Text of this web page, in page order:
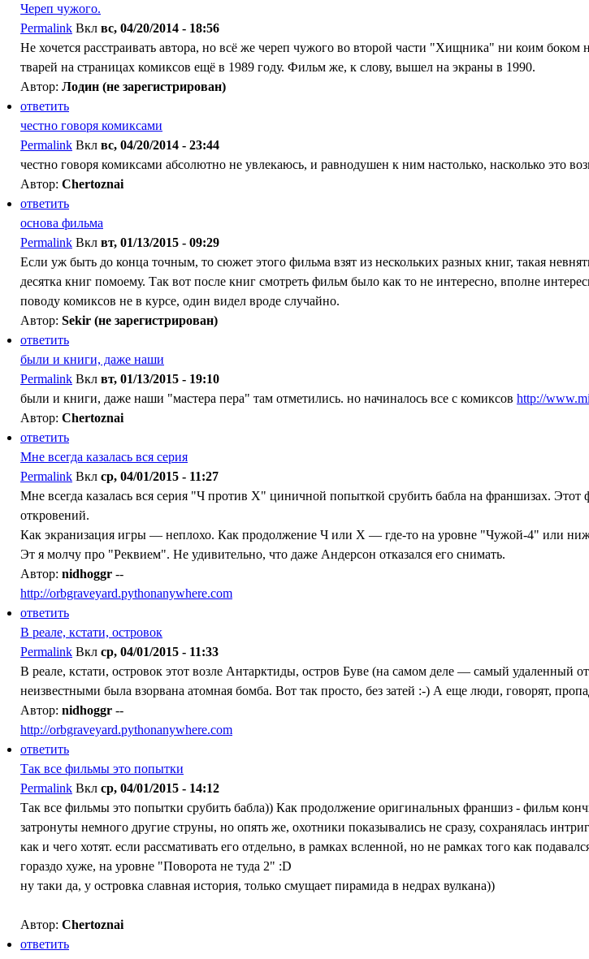
Череп чужого.
Permalink Вкл вс, 04/20/2014 - 18:56
Не хочется расстраивать автора, но всё же череп чужого во второй части "Хищника" ни коим
тварей на страницах комиксов ещё в 1989 году. Фильм же, к слову, вышел на экраны в 1990.
Автор: Лодин (не зарегистрирован)
ответить
честно говоря комиксами
Permalink Вкл вс, 04/20/2014 - 23:44
честно говоря комиксами абсолютно не увлекаюсь, и равнодушен к ним настолько, насколько это
Автор: Chertoznai
ответить
основа фильма
Permalink Вкл вт, 01/13/2015 - 09:29
Если уж быть до конца точным, то сюжет этого фильма взят из нескольких разных книг, такая
десятка книг помоему. Так вот после книг смотреть фильм было как то не интересно, вполне
поводу комиксов не в курсе, один видел вроде случайно.
Автор: Sekir (не зарегистрирован)
ответить
были и книги, даже наши
Permalink Вкл вт, 01/13/2015 - 19:10
были и книги, даже наши "мастера пера" там отметились. но начиналось все с комиксов http://
Автор: Chertoznai
ответить
Мне всегда казалась вся серия
Permalink Вкл ср, 04/01/2015 - 11:27
Мне всегда казалась вся серия "Ч против Х" циничной попыткой срубить бабла на франшизах.
откровений.
Как экранизация игры — неплохо. Как продолжение Ч или Х — где-то на уровне "Чужой-4" или
Эт я молчу про "Реквием". Не удивительно, что даже Андерсон отказался его снимать.
Автор: nidhoggr --
http://orbgraveyard.pythonanywhere.com
ответить
В реале, кстати, островок
Permalink Вкл ср, 04/01/2015 - 11:33
В реале, кстати, островок этот возле Антарктиды, остров Буве (на самом деле — самый
неизвестными была взорвана атомная бомба. Вот так просто, без затей :-) А еще люди, говорят,
Автор: nidhoggr --
http://orbgraveyard.pythonanywhere.com
ответить
Так все фильмы это попытки
Permalink Вкл ср, 04/01/2015 - 14:12
Так все фильмы это попытки срубить бабла)) Как продолжение оригинальных франшиз - фильм
затронуты немного другие струны, но опять же, охотники показывались не сразу, сохранялась
как и чего хотят. если рассмативать его отдельно, в рамках всленной, но не рамках того как
гораздо хуже, на уровне "Поворота не туда 2" :D
ну таки да, у островка славная история, только смущает пирамида в недрах вулкана))
Автор: Chertoznai
ответить